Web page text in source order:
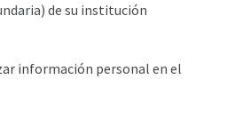
de su institución
información personal en el